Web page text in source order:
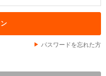
パスワードを忘れた方